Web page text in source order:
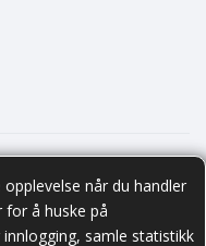
når du handler
for å huske på
samle statistikk